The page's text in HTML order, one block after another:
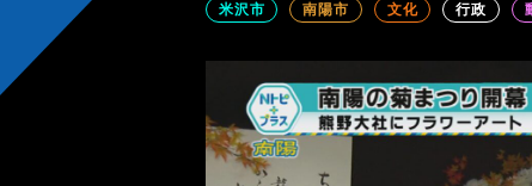
米沢市 南陽市 文化 行政